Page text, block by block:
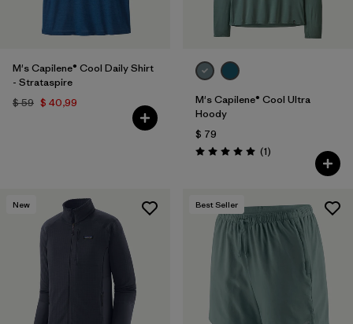
M's Capilene® Cool Daily Shirt
- Strataspire
$ 59 $ 40,99
M's Capilene® Cool Ultra
Hoody
$ 79
Valoración: 5.0 / 5
(1Comentarios
)
New Best Seller